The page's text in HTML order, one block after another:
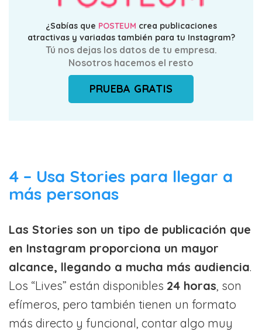
¿Sabías que POSTEUM crea publicaciones
atractivas y variadas también para tu Instagram?
Tú nos dejas los datos de tu empresa.
Nosotros hacemos el resto
PRUEBA GRATIS
4 – Usa Stories para llegar a
más personas
Las Stories son un tipo de publicación que
en Instagram proporciona un mayor
alcance, llegando a mucha más audiencia.
Los “Lives” están disponibles 24 horas , son
efímeros, pero también tienen un formato
más directo y funcional, contar algo muy